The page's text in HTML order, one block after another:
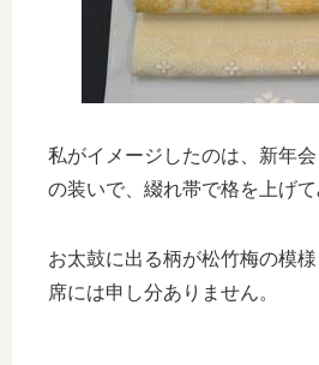
私がイメージしたのは、新年
の装いで、綴れ帯で格を上げて
お太鼓に出る柄が松竹梅の模
席には申し分ありません。